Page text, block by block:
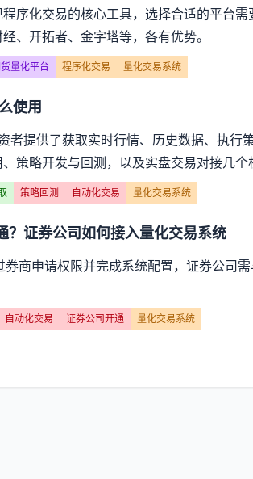
序化交易的核心工具，选择合适的平台
、开拓者、金字塔等，各有优势。
量化平台 程序化交易 量化交易系统
使用
者提供了获取实时行情、历史数据、执
策略开发与回测，以及实盘交易对接几个
策略回测 自动化交易 量化交易系统
？证券公司如何接入量化交易系统
商申请权限并完成系统配置，证券公司
自动化交易 证券公司开通 量化交易系统